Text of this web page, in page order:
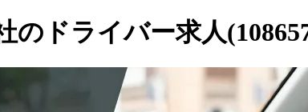
ドライバー求人